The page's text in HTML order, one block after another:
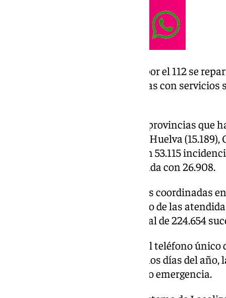
El resto de avisos coordinados por el 112 se
básicos, incidencias relacionadas con servicios
Almería se encuentra entre las provincias que
emergencias este verano, junto Huelva (15.189),
A la cabeza se sitúan Sevilla, con 53.115
52.077, Cádiz con 30.175 y Granada con 26.908.
A nivel regional, las emergencias coordinadas
suponen casi el nueve por ciento de las
donde se han gestionado un total de 224.654
Emergencias 112 Andalucía es el teléfono
la Unión Europea, activo todos los días del
tipo de situaciones de urgencia o emergencia.